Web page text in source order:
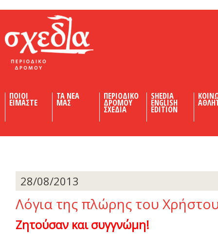
ΠΟΙΟΙ
ΕΙΜΑΣΤΕ
ΤΑ ΝΕΑ
ΜΑΣ
ΠΕΡΙΟΔΙΚΟ
ΔΡΟΜΟΥ
ΣΧΕΔΙΑ
SHEDIA
ENGLISH
EDITION
28/08/2013
Λόγια της πλώρης του
Ζητούσαν και συγγνώμη!